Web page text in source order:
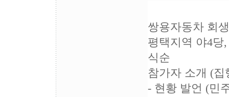
쌍용자동차 회
평택지역 야4당
식순
참가자 소개 (집
- 현황 발언 (민